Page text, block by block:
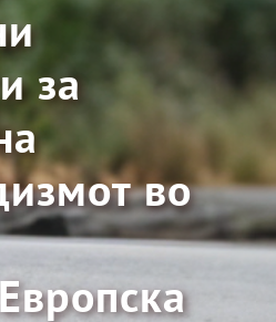
за
во